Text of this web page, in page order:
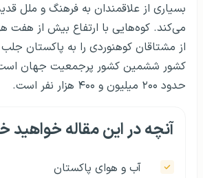
بسیاری از علاقمندان به فرهنگ‌ و ملل
می‌کند. کوه‌هایی با ارتفاع بیش از هفت
از مشتاقان کوهنوردی را به پاکستان
کشور ششمین کشور پرجمعیت جهان
حدود ۲۰۰ میلیون و ۴۰۰ هزار نفر است.
آنچه در این مقاله خواهید
آب و هوای پاکستان